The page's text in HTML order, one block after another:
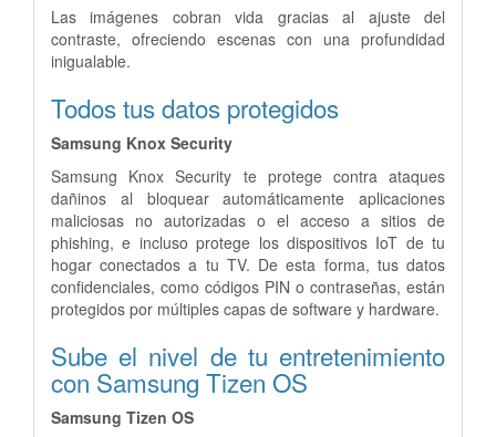
Las imágenes cobran vida gracias al ajuste del
contraste, ofreciendo escenas con una profundidad
inigualable.
Todos tus datos protegidos
Samsung Knox Security
Samsung Knox Security te protege contra ataques
dañinos al bloquear automáticamente aplicaciones
maliciosas no autorizadas o el acceso a sitios de
phishing, e incluso protege los dispositivos IoT de tu
hogar conectados a tu TV. De esta forma, tus datos
confidenciales, como códigos PIN o contraseñas, están
protegidos por múltiples capas de software y hardware.
Sube el nivel de tu entretenimiento
con Samsung Tizen OS
Samsung Tizen OS